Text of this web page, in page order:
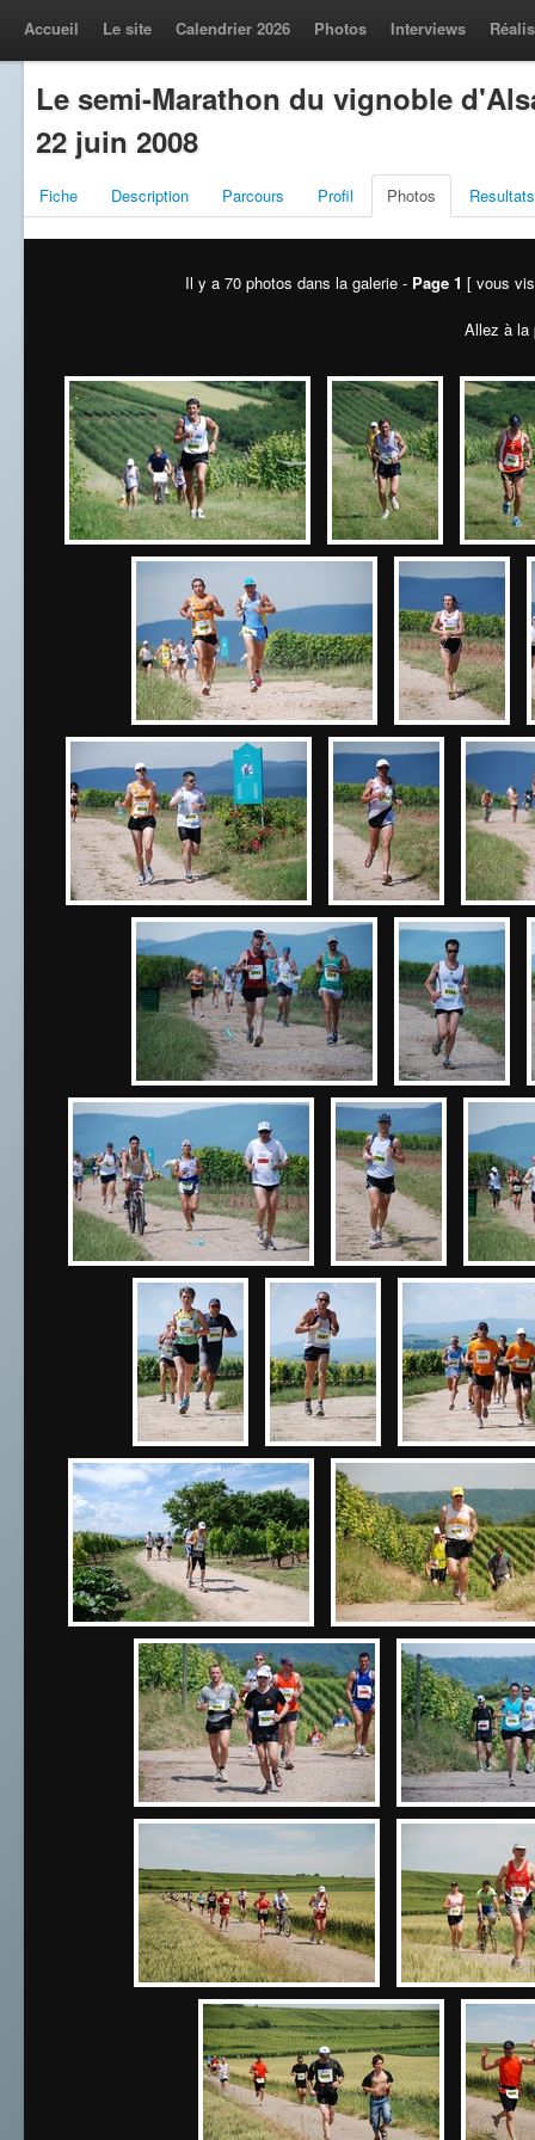
Accueil Le site Calendrier 2026 Photos Interviews
Le semi-Marathon du vignoble
22 juin 2008
Fiche Description Parcours Profil Photos Resultats
Il y a 70 photos dans la galerie - Page 1 [ vous
Allez à